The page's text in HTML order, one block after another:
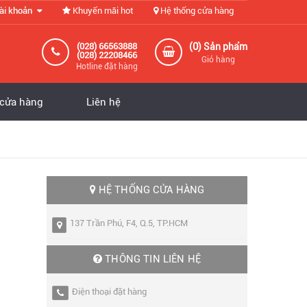
khoản Khuyến mãi hot Hệ thống cửa hàng
(0) Sản phẩm
Giỏ hàng
(028) 66563888
(028) 22208466
Hotline đặt hàng
hàng Liên hệ
HỆ THỐNG CỬA HÀNG
137 Trần Phú, F4, Q.5, TP.HCM
THÔNG TIN LIÊN HỆ
Điện thoại đặt hàng